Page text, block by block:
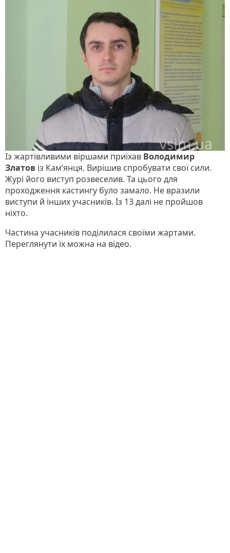
Із жартівливими віршами приїхав Володимир
Златов із Кам’янця. Вирішив спробувати свої сили.
Журі його виступ розвеселив. Та цього для
проходження кастингу було замало. Не вразили
виступи й інших учасників. Із 13 далі не пройшов
ніхто.
Частина учасників поділилася своїми жартами.
Переглянути їх можна на відео.